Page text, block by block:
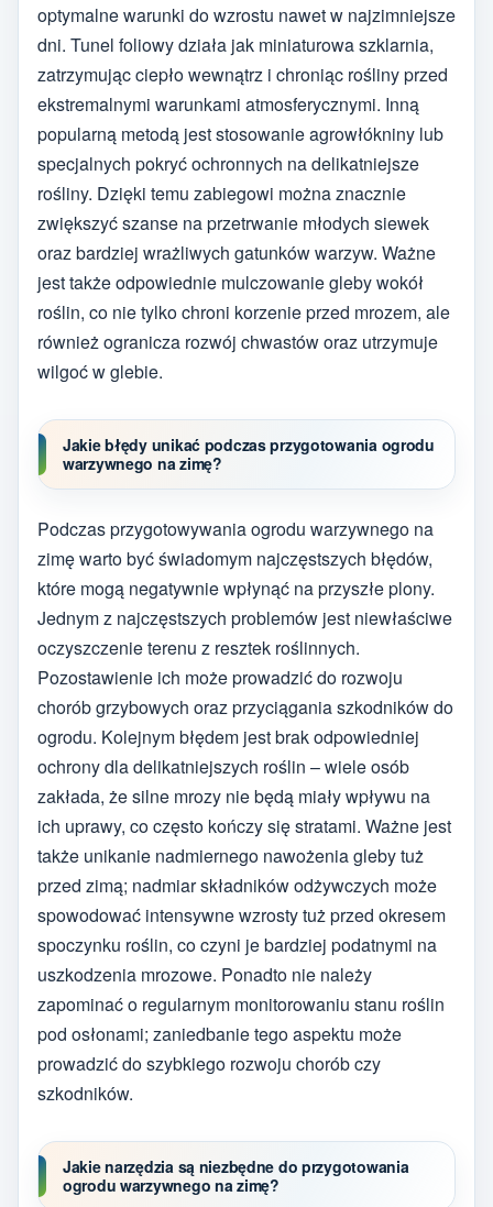
optymalne warunki do wzrostu nawet w najzimniejsze
dni. Tunel foliowy działa jak miniaturowa szklarnia,
zatrzymując ciepło wewnątrz i chroniąc rośliny przed
ekstremalnymi warunkami atmosferycznymi. Inną
popularną metodą jest stosowanie agrowłókniny lub
specjalnych pokryć ochronnych na delikatniejsze
rośliny. Dzięki temu zabiegowi można znacznie
zwiększyć szanse na przetrwanie młodych siewek
oraz bardziej wrażliwych gatunków warzyw. Ważne
jest także odpowiednie mulczowanie gleby wokół
roślin, co nie tylko chroni korzenie przed mrozem, ale
również ogranicza rozwój chwastów oraz utrzymuje
wilgoć w glebie.
Jakie błędy unikać podczas przygotowania ogrodu
warzywnego na zimę?
Podczas przygotowywania ogrodu warzywnego na
zimę warto być świadomym najczęstszych błędów,
które mogą negatywnie wpłynąć na przyszłe plony.
Jednym z najczęstszych problemów jest niewłaściwe
oczyszczenie terenu z resztek roślinnych.
Pozostawienie ich może prowadzić do rozwoju
chorób grzybowych oraz przyciągania szkodników do
ogrodu. Kolejnym błędem jest brak odpowiedniej
ochrony dla delikatniejszych roślin – wiele osób
zakłada, że silne mrozy nie będą miały wpływu na
ich uprawy, co często kończy się stratami. Ważne jest
także unikanie nadmiernego nawożenia gleby tuż
przed zimą; nadmiar składników odżywczych może
spowodować intensywne wzrosty tuż przed okresem
spoczynku roślin, co czyni je bardziej podatnymi na
uszkodzenia mrozowe. Ponadto nie należy
zapominać o regularnym monitorowaniu stanu roślin
pod osłonami; zaniedbanie tego aspektu może
prowadzić do szybkiego rozwoju chorób czy
szkodników.
Jakie narzędzia są niezbędne do przygotowania
ogrodu warzywnego na zimę?